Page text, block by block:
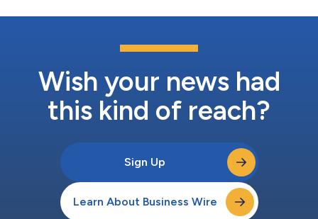
Builders（NCAB）市場を、コーディングを行わずにAIを活用した
行環境を提供するSaaS型製品と定義しています。 Boomiは今回
の評価を、同社がシステム連携・自動化の有力企業から本格的な
Wish your news had
this kind of reach?
Sign Up
Learn About Business Wire